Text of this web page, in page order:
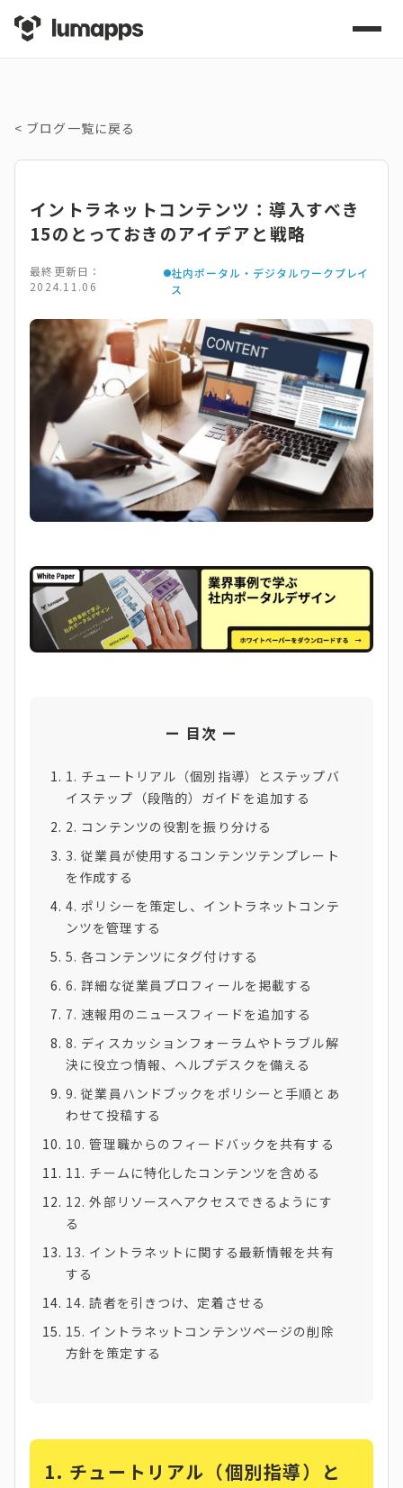
< ブログ一覧に戻る
イントラネットコンテンツ：導入すべき
15のとっておきのアイデアと戦略
最終更新日：
2024.11.06
社内ポータル・デジタルワークプレイ
ス
目次
1. チュートリアル（個別指導）とステップバ
イステップ（段階的）ガイドを追加する
2. コンテンツの役割を振り分ける
3. 従業員が使用するコンテンツテンプレート
を作成する
4. ポリシーを策定し、イントラネットコンテ
ンツを管理する
5. 各コンテンツにタグ付けする
6. 詳細な従業員プロフィールを掲載する
7. 速報用のニュースフィードを追加する
8. ディスカッションフォーラムやトラブル解
決に役立つ情報、ヘルプデスクを備える
9. 従業員ハンドブックをポリシーと手順とあ
わせて投稿する
10. 管理職からのフィードバックを共有する
11. チームに特化したコンテンツを含める
12. 外部リソースへアクセスできるようにす
る
13. イントラネットに関する最新情報を共有
する
14. 読者を引きつけ、定着させる
15. イントラネットコンテンツページの削除
方針を策定する
1. チュートリアル（個別指導）と